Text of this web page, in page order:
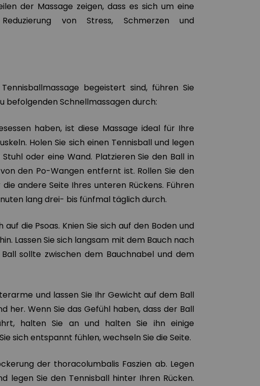
der Massage zeigen, dass es sich um eine
von Stress, Schmerzen und
begeistert sind, führen Sie
befolgenden Schnellmassagen durch:
haben, ist diese Massage ideal für Ihre
Holen Sie sich einen Tennisball und legen
oder eine Wand. Platzieren Sie den Ball in
den Po-Wangen entfernt ist. Rollen Sie den
andere Seite Ihres unteren Rückens. Führen
lang drei- bis fünfmal täglich durch.
die Psoas. Knien Sie sich auf den Boden und
Lassen Sie sich langsam mit dem Bauch nach
sollte zwischen dem Bauchnabel und dem
und lassen Sie Ihr Gewicht auf dem Ball
her. Wenn Sie das Gefühl haben, dass der Ball
halten Sie an und halten Sie ihn einige
sich entspannt fühlen, wechseln Sie die Seite.
der thoracolumbalis Faszien ab. Legen
legen Sie den Tennisball hinter Ihren Rücken.